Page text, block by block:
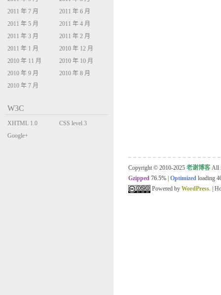
2011 年 7 月
2011 年 6 月
2011 年 5 月
2011 年 4 月
2011 年 3 月
2011 年 2 月
2011 年 1 月
2010 年 12 月
2010 年 11 月
2010 年 10 月
2010 年 9 月
2010 年 8 月
2010 年 7 月
W3C
XHTML 1.0
Transitional
CSS level 3
Google+
Copyright © 2010-2025 老谢博客 All
Gzipped 76.5% Optimized loading
Powered by WordPress. |